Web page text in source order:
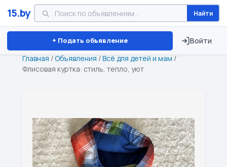
15.by Найти
+ Подать объявление Войти
Минск Витебск Брест ⏱ ТОЛЬКО 15 ДНЕЙ
Главная /Объявления /Всё для детей и мам /
Флисовая куртка: стиль, тепло, уют